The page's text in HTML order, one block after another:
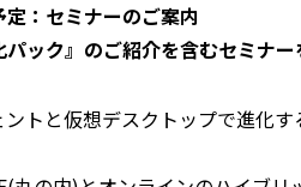
：セミナーのご案内
パック』のご紹介を含むセミナ
ントと仮想デスクトップで進化